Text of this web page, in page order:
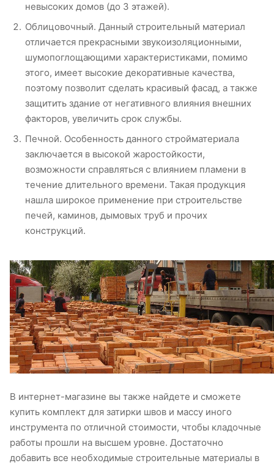
невысоких домов (до 3 этажей).
Облицовочный. Данный строительный материал
отличается прекрасными звукоизоляционными,
шумопоглощающими характеристиками, помимо
этого, имеет высокие декоративные качества,
поэтому позволит сделать красивый фасад, а также
защитить здание от негативного влияния внешних
факторов, увеличить срок службы.
Печной. Особенность данного стройматериала
заключается в высокой жаростойкости,
возможности справляться с влиянием пламени в
течение длительного времени. Такая продукция
нашла широкое применение при строительстве
печей, каминов, дымовых труб и прочих
конструкций.
В интернет-магазине вы также найдете и сможете
купить комплект для затирки швов и массу иного
инструмента по отличной стоимости, чтобы кладочные
работы прошли на высшем уровне. Достаточно
добавить все необходимые строительные материалы в